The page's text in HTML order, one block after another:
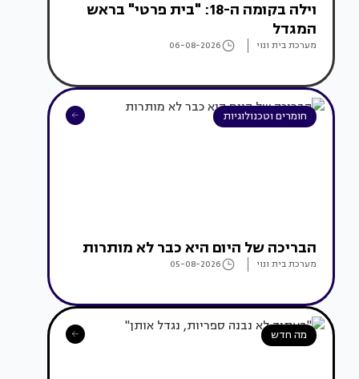
וילה בקומה ה-18: "בית פרטי" בראש
המגדל
מערכת בית ונוי 06-08-2026
חומרים וטכנולוגיות
הבריכה של היום היא כבר לא מותרות
מערכת בית ונוי 05-08-2026
מה חדש